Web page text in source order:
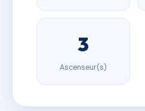
3
Ascenseur(s)